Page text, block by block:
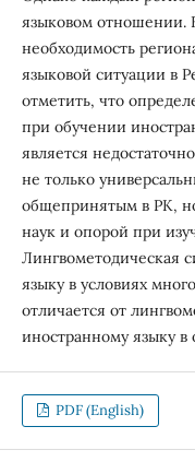
языковом отношении.
необходимость
языковой ситуации в
отметить, что
при обучении
является
не только
общепринятым в РК,
наук и опорой при
Лингвометодическая
языку в условиях
отличается от
иностранному языку
PDF (English)